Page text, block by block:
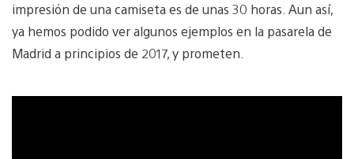
impresión de una camiseta es de unas 30 horas. Aun así,
ya hemos podido ver algunos ejemplos en la pasarela de
Madrid a principios de 2017, y prometen.